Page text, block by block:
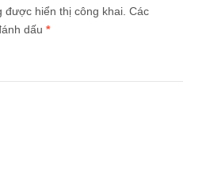
được hiển thị công khai. Các
dấu *